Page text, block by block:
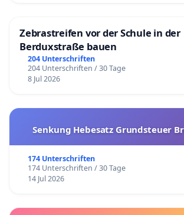
Zebrastreifen vor der Schule in der
Berduxstraße bauen
204 Unterschriften
204 Unterschriften / 30 Tage
8 Jul 2026
Senkung Hebesatz Grundsteuer
174 Unterschriften
174 Unterschriften / 30 Tage
14 Jul 2026